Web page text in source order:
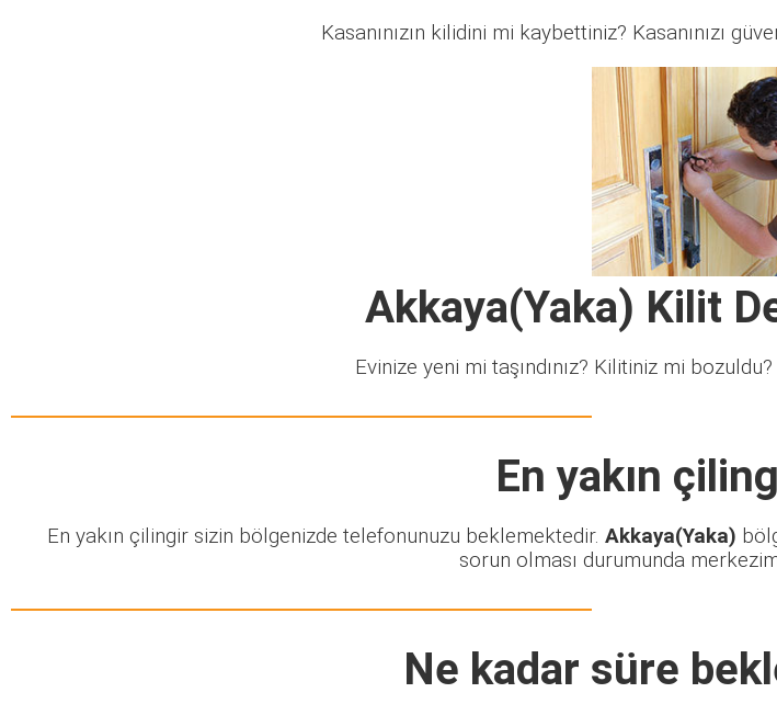
Kasanınızın kilidini mi kaybettiniz? Kasanınızı
Akkaya(Yaka) Kilit
Evinize yeni mi taşındınız? Kilitiniz mi
En yakın
En yakın çilingir sizin bölgenizde telefonunuzu beklemektedir. Akkaya(Yaka)
sorun olması durumunda
Ne kadar süre